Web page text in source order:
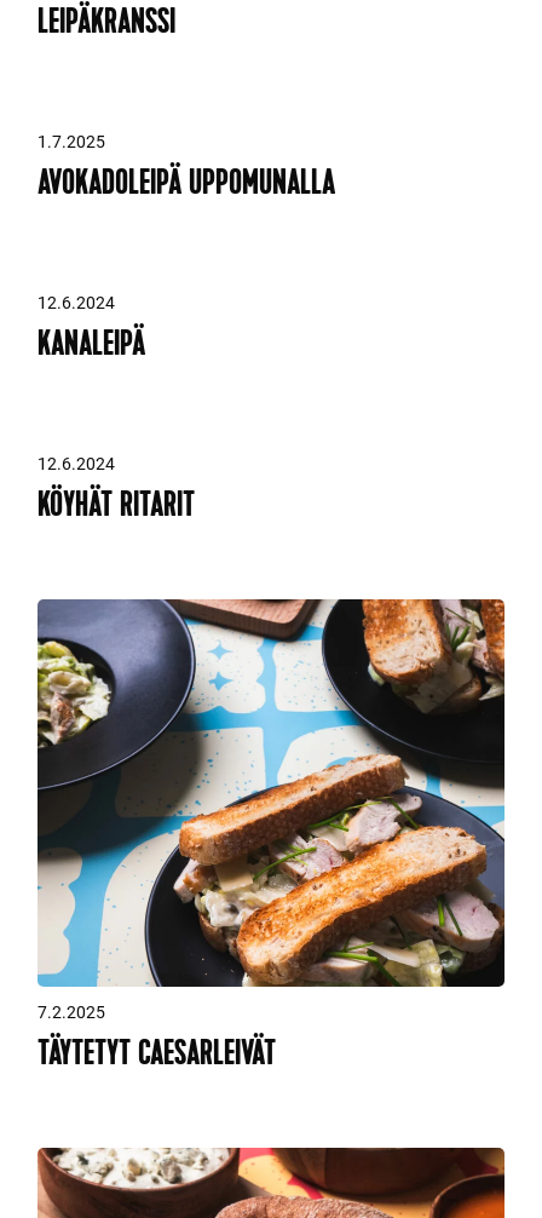
LEIPÄKRANSSI
1.7.2025
AVOKADOLEIPÄ UPPOMUNALLA
12.6.2024
KANALEIPÄ
12.6.2024
KÖYHÄT RITARIT
7.2.2025
TÄYTETYT CAESARLEIVÄT